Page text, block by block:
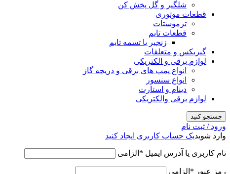
شلگیر و گل‌ پخش‌ کن
قطعات موتوری
ترموستات
قطعات تایم
زنجیر یا تسمه تایم
گیربکس و متعلقات
لوازم برقی و الکتریکی
انواع پمپ های برقی و دریچه گاز
انواع سنسور
دینام و استارت
لوازم برقی والکتریکی
جستجو کنید
ورود / ثبت نام
وارد شویدیک حساب کاربری ایجاد کنید
نام کاربری یا آدرس ایمیل * الزامی
رمز عبور * الزامی